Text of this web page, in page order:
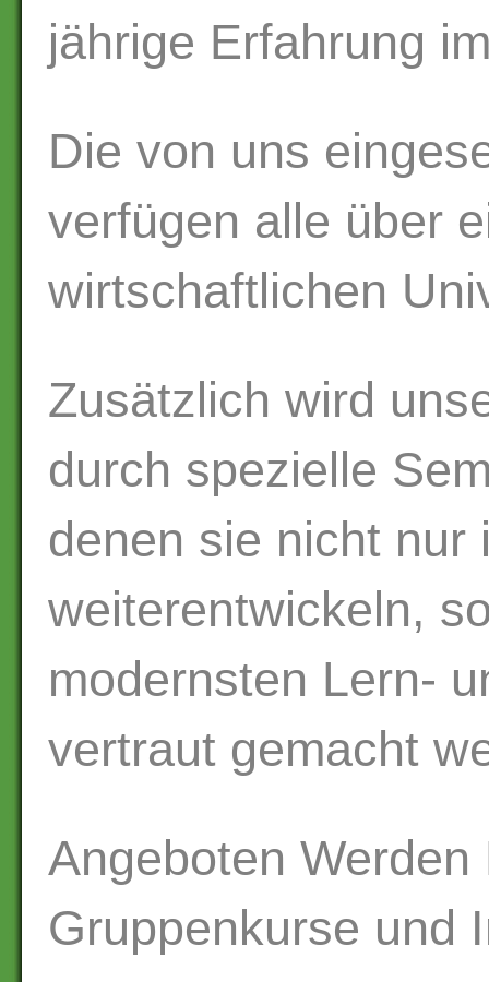
jährige Erfahrung
Die von uns
verfügen alle über
wirtschaftlichen
Zusätzlich wird
durch spezielle
denen sie nicht nur
weiterentwickeln,
modernsten Lern-
vertraut gemacht
Angeboten
Gruppenkurse und